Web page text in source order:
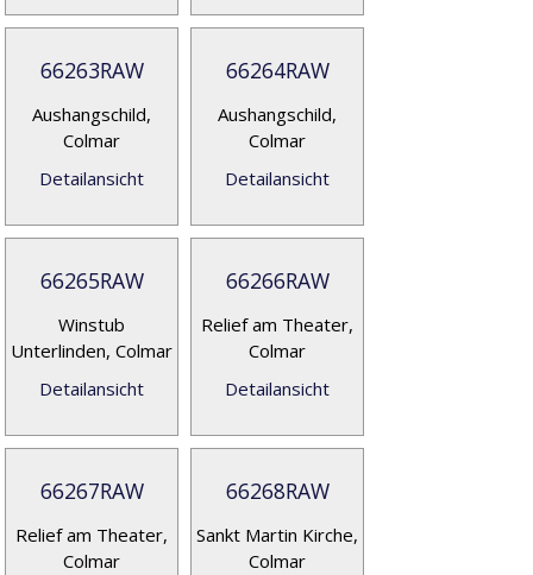
66263RAW
Aushangschild,
Colmar
Detailansicht
66264RAW
Aushangschild,
Colmar
Detailansicht
66265RAW
Winstub
Unterlinden, Colmar
Detailansicht
66266RAW
Relief am Theater,
Colmar
Detailansicht
66267RAW
Relief am Theater,
Colmar
66268RAW
Sankt Martin Kirche,
Colmar